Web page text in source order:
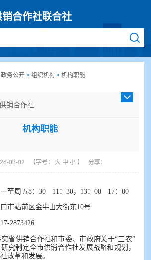
销合作社联合社
政务公开 > 组织机构 > 机构职能
销合作社
机构职能
03-02 【字号： 大 中 小 】 分享：
至周五8：30—11：30，13：00—17：00
市站前区金牛山大街东10号
2873426
实省供销合作社和市委、市政府关于“三农”
究制定全市供销合作社发展战略和规划，
改革和发展。